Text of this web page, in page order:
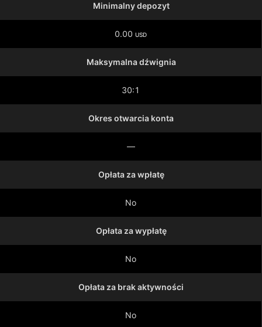
Minimalny depozyt
0.00 USD
Maksymalna dźwignia
30:1
Okres otwarcia konta
—
Opłata za wpłatę
No
Opłata za wypłatę
No
Opłata za brak aktywności
No